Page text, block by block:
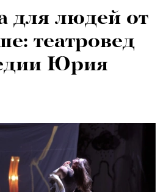
для людей от
театровед
Юрия